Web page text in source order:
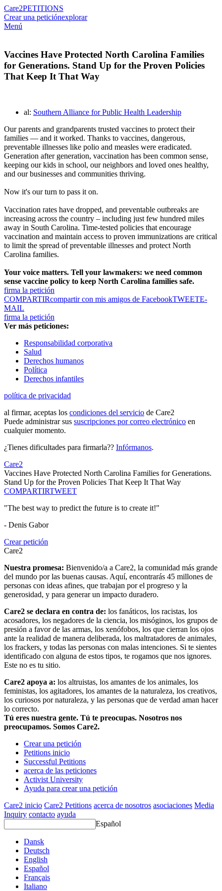
Care2PETITIONS
Crear una peticiónexplorar
Menú
Vaccines Have Protected North Carolina Families
for Generations. Stand Up for the Proven Policies
That Keep It That Way
al: Southern Alliance for Public Health Leadership
Our parents and grandparents trusted vaccines to protect their
families — and it worked. Thanks to vaccines, dangerous,
preventable illnesses like polio and measles were eradicated.
Generation after generation, vaccination has been common sense,
keeping our kids in school, our neighbors and loved ones healthy,
and our businesses and communities thriving.
Now it's our turn to pass it on.
Vaccination rates have dropped, and preventable outbreaks are
increasing across the country – including just few hundred miles
away in South Carolina. Time-tested policies that encourage
vaccination and maintain access to proven immunizations are critical
to limit the spread of preventable illnesses and protect North
Carolina families.
Your voice matters. Tell your lawmakers: we need common
sense vaccine policy to keep North Carolina families safe.
firma la petición
COMPARTIRcompartir con mis amigos de FacebookTWEETE-
MAIL
firma la petición
Ver más peticiones:
Responsabilidad corporativa
Salud
Derechos humanos
Política
Derechos infantiles
política de privacidad
al firmar, aceptas los condiciones del servicio de Care2
Puede administrar sus suscripciones por correo electrónico en
cualquier momento.
¿Tienes dificultades para firmarla?? Infórmanos.
Care2
Vaccines Have Protected North Carolina Families for Generations.
Stand Up for the Proven Policies That Keep It That Way
COMPARTIRTWEET
"The best way to predict the future is to create it!"
- Denis Gabor
Crear petición
Care2
Nuestra promesa: Bienvenido/a a Care2, la comunidad más grande
del mundo por las buenas causas. Aquí, encontrarás 45 millones de
personas con ideas afines, que trabajan por el progreso y la
generosidad, y para generar un impacto duradero.
Care2 se declara en contra de: los fanáticos, los racistas, los
acosadores, los negadores de la ciencia, los misóginos, los grupos de
presión a favor de las armas, los xenófobos, los que cierran los ojos
ante la realidad de manera deliberada, los maltratadores de animales,
los frackers, y todas las personas con malas intenciones. Si te sientes
identificado con alguna de estos tipos, te rogamos que nos ignores.
Este no es tu sitio.
Care2 apoya a: los altruistas, los amantes de los animales, los
feministas, los agitadores, los amantes de la naturaleza, los creativos,
los curiosos por naturaleza, y las personas que de verdad aman hacer
lo correcto.
Tú eres nuestra gente. Tú te preocupas. Nosotros nos
preocupamos. Somos Care2.
Crear una petición
Petitions inicio
Successful Petitions
acerca de las peticiones
Activist University
Ayuda para crear una petición
Care2 inicio Care2 Petitions acerca de nosotros asociaciones Media
Inquiry contacto ayuda
Español
Dansk
Deutsch
English
Español
Français
Italiano